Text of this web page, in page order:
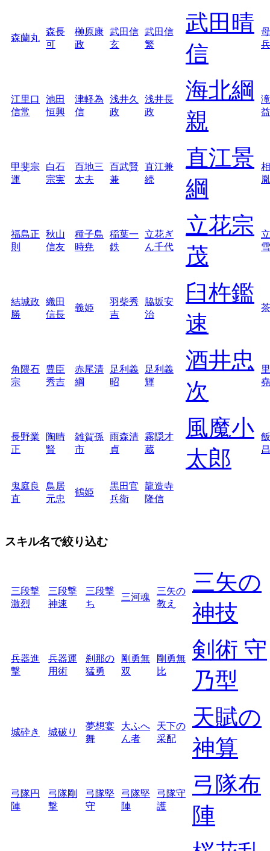
森蘭丸
森長
可
榊原康
政
武田信
玄
武田信
繁
武田晴
信
江里口
信常
池田
恒興
津軽為
信
浅井久
政
浅井長
政
海北綱
親
益
甲斐宗
運
白石
宗実
百地三
太夫
百武賢
兼
直江兼
続
直江景
綱
胤
福島正
則
秋山
信友
種子島
時尭
稲葉一
鉄
立花ぎ
ん千代
立花宗
茂
雪
結城政
勝
織田
信長
義姫
羽柴秀
吉
脇坂安
治
臼杵鑑
速
角隈石
宗
豊臣
秀吉
赤尾清
綱
足利義
昭
足利義
輝
酒井忠
次
堯
長野業
正
陶晴
賢
雑賀孫
市
雨森清
貞
霧隠才
蔵
風魔小
太郎
昌
鬼庭良
直
鳥居
元忠
鶴姫
黒田官
兵衛
龍造寺
隆信
スキル名で絞り込む
三段撃
激烈
三段撃
神速
三段撃
ち
三河魂
三矢の
教え
三矢の
神技
兵器進
撃
兵器運
用術
刹那の
猛勇
剛勇無
双
剛勇無
比
剣術 守
乃型
城砕き 城破り
夢想宴
舞
大ふへ
ん者
天下の
采配
天賦の
神算
弓隊円
陣
弓隊剛
撃
弓隊堅
守
弓隊堅
陣
弓隊守
護
弓隊布
陣